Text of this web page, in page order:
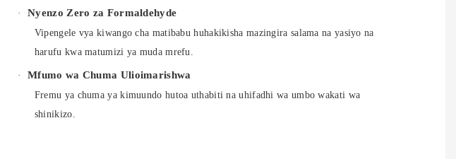
· Nyenzo Zero za Formaldehyde
Vipengele vya kiwango cha matibabu huhakikisha mazingira salama na yasiyo na
harufu kwa matumizi ya muda mrefu.
· Mfumo wa Chuma Ulioimarishwa
Fremu ya chuma ya kimuundo hutoa uthabiti na uhifadhi wa umbo wakati wa
shinikizo.